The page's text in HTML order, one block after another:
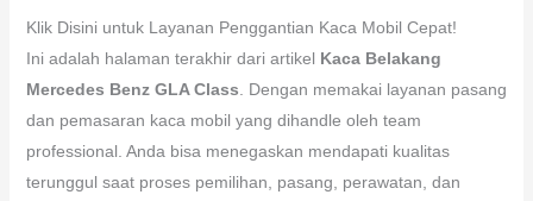
Klik Disini untuk Layanan Penggantian Kaca Mobil Cepat!
Ini adalah halaman terakhir dari artikel Kaca Belakang
Mercedes Benz GLA Class . Dengan memakai layanan pasang
dan pemasaran kaca mobil yang dihandle oleh team
professional. Anda bisa menegaskan mendapati kualitas
terunggul saat proses pemilihan, pasang, perawatan, dan